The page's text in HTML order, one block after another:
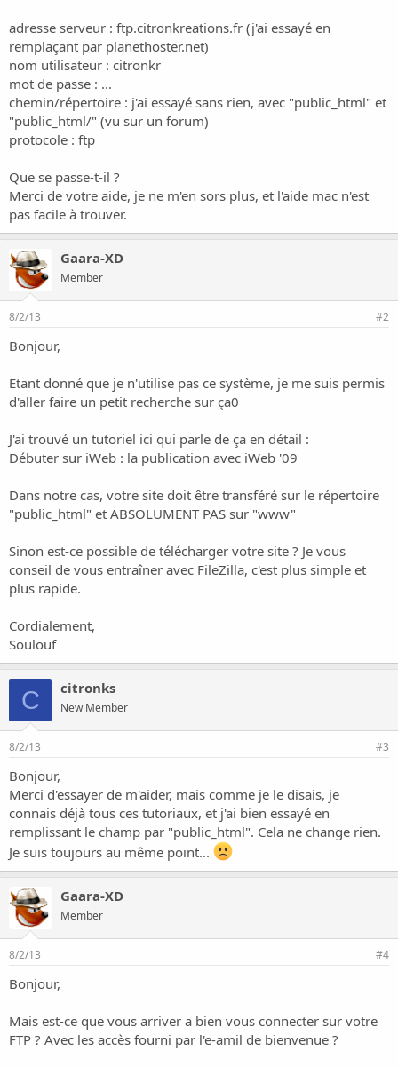
adresse serveur : ftp.citronkreations.fr (j'ai essayé en
remplaçant par planethoster.net)
nom utilisateur : citronkr
mot de passe : ...
chemin/répertoire : j'ai essayé sans rien, avec "public_html" et
"public_html/" (vu sur un forum)
protocole : ftp
Que se passe-t-il ?
Merci de votre aide, je ne m'en sors plus, et l'aide mac n'est
pas facile à trouver.
Gaara-XD
Member
8/2/13 #2
Bonjour,
Etant donné que je n'utilise pas ce système, je me suis permis
d'aller faire un petit recherche sur ça0
J'ai trouvé un tutoriel ici qui parle de ça en détail :
Débuter sur iWeb : la publication avec iWeb '09
Dans notre cas, votre site doit être transféré sur le répertoire
"public_html" et ABSOLUMENT PAS sur "www"
Sinon est-ce possible de télécharger votre site ? Je vous
conseil de vous entraîner avec FileZilla, c'est plus simple et
plus rapide.
Cordialement,
Soulouf
C citronks
New Member
8/2/13 #3
Bonjour,
Merci d'essayer de m'aider, mais comme je le disais, je
connais déjà tous ces tutoriaux, et j'ai bien essayé en
remplissant le champ par "public_html". Cela ne change rien.
Je suis toujours au même point...
Gaara-XD
Member
8/2/13 #4
Bonjour,
Mais est-ce que vous arriver a bien vous connecter sur votre
FTP ? Avec les accès fourni par l'e-amil de bienvenue ?